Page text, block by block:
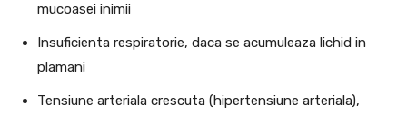
mucoasei inimii
Insuficienta respiratorie, daca se acumuleaza lichid in
plamani
Tensiune arteriala crescuta (hipertensiune arteriala),